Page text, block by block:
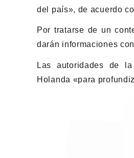
del país», de acuerdo
Por tratarse de un
darán informaciones
Las autoridades de
Holanda «para